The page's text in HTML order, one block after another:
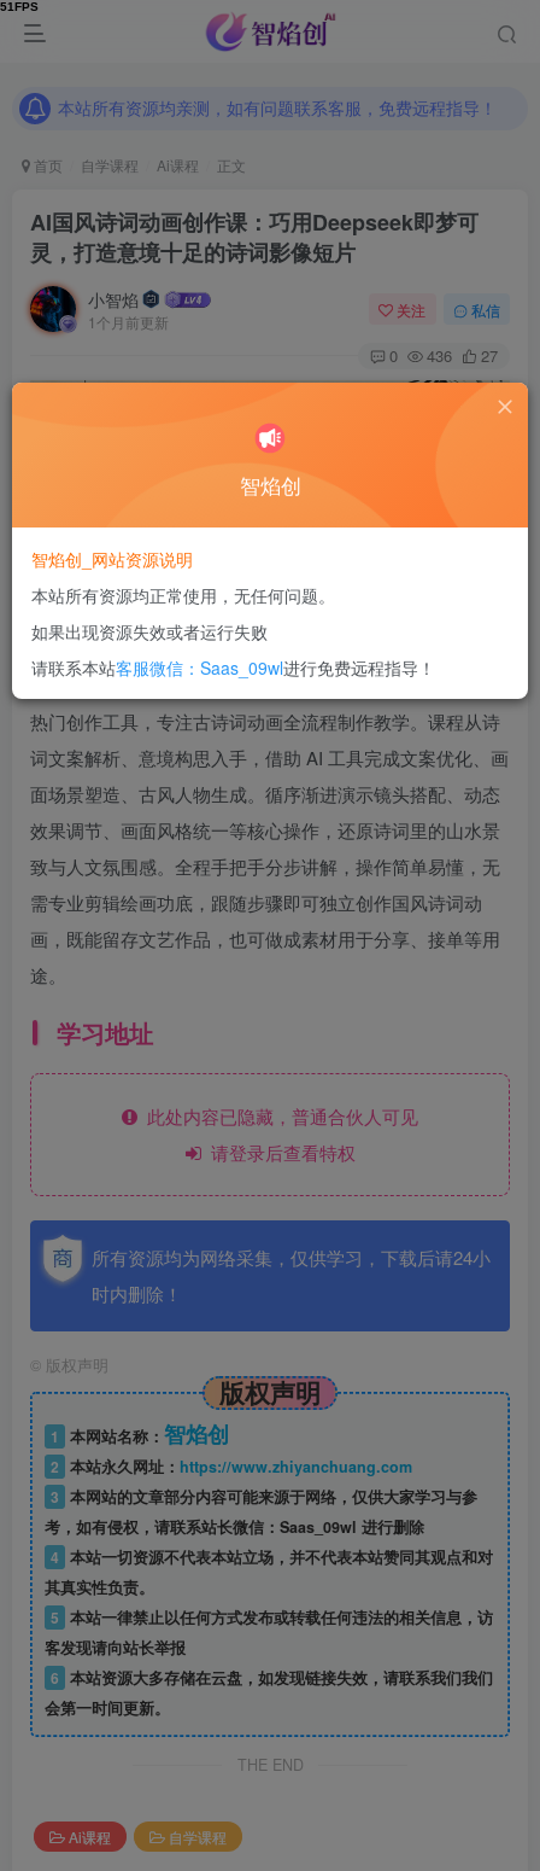
本站所有资源均亲测，如有问题联系客服，免费远程指导！
本站所有资源均亲测，如有问题联系客服，免费远程指导！
首页 自学课程 Ai课程 正文
AI国风诗词动画创作课：巧用Deepseek即梦可
灵，打造意境十足的诗词影像短片
小智焰
1个月前更新
关注 私信
0 436 27
喜爱古典诗词，想把诗词意境转化为灵动动画画面，却不懂
AI 创作操作流程？本课程整合 Deepseek、即梦、可灵三款
热门创作工具，专注古诗词动画全流程制作教学。课程从诗
词文案解析、意境构思入手，借助 AI 工具完成文案优化、画
面场景塑造、古风人物生成。循序渐进演示镜头搭配、动态
效果调节、画面风格统一等核心操作，还原诗词里的山水景
致与人文氛围感。全程手把手分步讲解，操作简单易懂，无
需专业剪辑绘画功底，跟随步骤即可独立创作国风诗词动
画，既能留存文艺作品，也可做成素材用于分享、接单等用
途。
学习地址
此处内容已隐藏，普通合伙人可见
请登录后查看特权
所有资源均为网络采集，仅供学习，下载后请24小
时内删除！
© 版权声明
版权声明
1 本网站名称： 智焰创
2 本站永久网址： https://www.zhiyanchuang.com
3 本网站的文章部分内容可能来源于网络，仅供大家学习与参
考，如有侵权，请联系站长微信：Saas_09wl 进行删除
4 本站一切资源不代表本站立场，并不代表本站赞同其观点和对
其真实性负责。
5 本站一律禁止以任何方式发布或转载任何违法的相关信息，访
客发现请向站长举报
6 本站资源大多存储在云盘，如发现链接失效，请联系我们我们
会第一时间更新。
THE END
Ai课程 自学课程
智焰创
智焰创_网站资源说明
本站所有资源均正常使用，无任何问题。
如果出现资源失效或者运行失败
请联系本站客服微信：Saas_09wl进行免费远程指导！